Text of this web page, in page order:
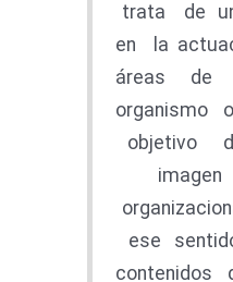
trata de
en la
áreas de
organismo
objetivo
ese
contenidos